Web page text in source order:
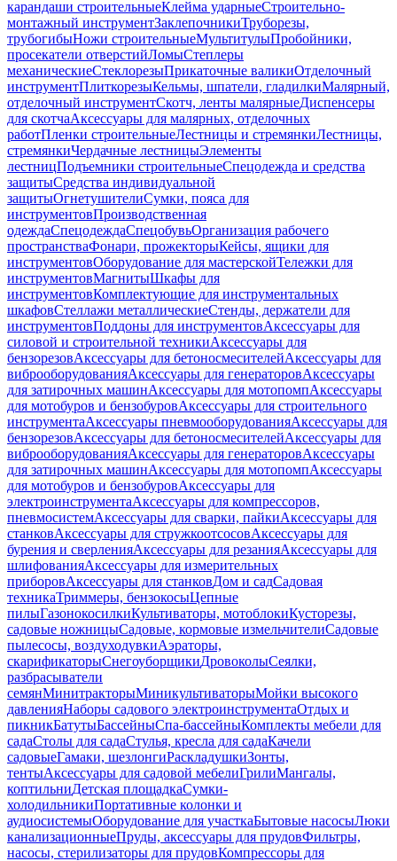
карандаши строительныеКлейма ударныеСтроительно-
монтажный инструментЗаклепочникиТруборезы,
трубогибыНожи строительныеМультитулыПробойники,
просекатели отверстийЛомыСтеплеры
механическиеСтеклорезыПрикаточные валикиОтделочный
инструментПлиткорезыКельмы, шпатели, гладилкиМалярный,
отделочный инструментСкотч, ленты малярныеДиспенсеры
для скотчаАксессуары для малярных, отделочных
работПленки строительныеЛестницы и стремянкиЛестницы,
стремянкиЧердачные лестницыЭлементы
лестницПодъемники строительныеСпецодежда и средства
защитыСредства индивидуальной
защитыОгнетушителиСумки, пояса для
инструментовПроизводственная
одеждаСпецодеждаСпецобувьОрганизация рабочего
пространстваФонари, прожекторыКейсы, ящики для
инструментовОборудование для мастерскойТележки для
инструментовМагнитыШкафы для
инструментовКомплектующие для инструментальных
шкафовСтеллажи металлическиеСтенды, держатели для
инструментовПоддоны для инструментовАксессуары для
силовой и строительной техникиАксессуары для
бензорезовАксессуары для бетоносмесителейАксессуары для
виброоборудованияАксессуары для генераторовАксессуары
для затирочных машинАксессуары для мотопомпАксессуары
для мотобуров и бензобуровАксессуары для строительного
инструментаАксессуары пневмооборудованияАксессуары для
бензорезовАксессуары для бетоносмесителейАксессуары для
виброоборудованияАксессуары для генераторовАксессуары
для затирочных машинАксессуары для мотопомпАксессуары
для мотобуров и бензобуровАксессуары для
электроинструментаАксессуары для компрессоров,
пневмосистемАксессуары для сварки, пайкиАксессуары для
станковАксессуары для стружкоотсосовАксессуары для
бурения и сверленияАксессуары для резанияАксессуары для
шлифованияАксессуары для измерительных
приборовАксессуары для станковДом и садСадовая
техникаТриммеры, бензокосыЦепные
пилыГазонокосилкиКультиваторы, мотоблокиКусторезы,
садовые ножницыСадовые, кормовые измельчителиСадовые
пылесосы, воздуходувкиАэраторы,
скарификаторыСнегоуборщикиДровоколыСеялки,
разбрасыватели
семянМинитракторыМиникультиваторыМойки высокого
давленияНаборы садового электроинструментаОтдых и
пикникБатутыБассейныСпа-бассейныКомплекты мебели для
садаСтолы для садаСтулья, кресла для садаКачели
садовыеГамаки, шезлонгиРаскладушкиЗонты,
тентыАксессуары для садовой мебелиГрилиМангалы,
коптильниДетская площадкаСумки-
холодильникиПортативные колонки и
аудиосистемыОборудование для участкаБытовые насосыЛюки
канализационныеПруды, аксессуары для прудовФильтры,
насосы, стерилизаторы для прудовКомпрессоры для